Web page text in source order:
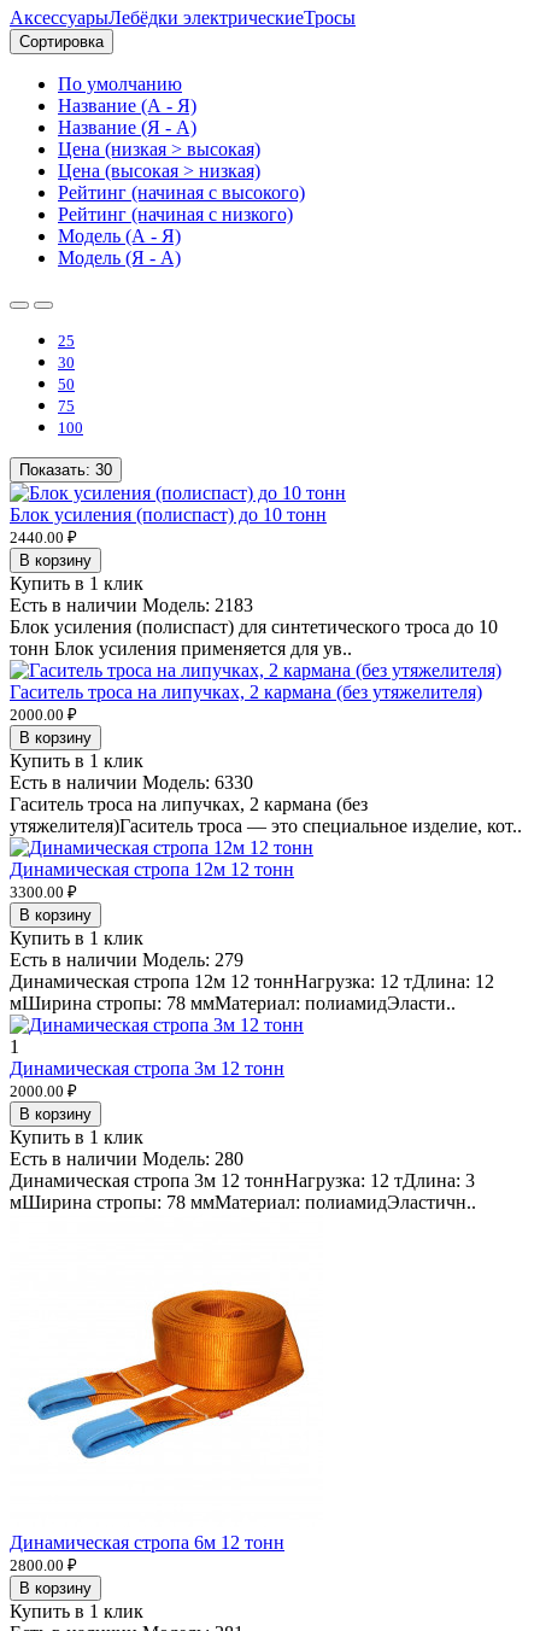
АксессуарыЛебёдки электрическиеТросы
Сортировка
По умолчанию
Название (А - Я)
Название (Я - А)
Цена (низкая > высокая)
Цена (высокая > низкая)
Рейтинг (начиная с высокого)
Рейтинг (начиная с низкого)
Модель (А - Я)
Модель (Я - А)
25
30
50
75
100
Показать: 30
Блок усиления (полиспаст) до 10 тонн
2440.00 ₽
В корзину
Купить в 1 клик
Есть в наличии Модель: 2183
Блок усиления (полиспаст) для синтетического троса до 10
тонн Блок усиления применяется для ув..
Гаситель троса на липучках, 2 кармана (без утяжелителя)
2000.00 ₽
В корзину
Купить в 1 клик
Есть в наличии Модель: 6330
Гаситель троса на липучках, 2 кармана (без
утяжелителя)Гаситель троса — это специальное изделие, кот..
Динамическая стропа 12м 12 тонн
3300.00 ₽
В корзину
Купить в 1 клик
Есть в наличии Модель: 279
Динамическая стропа 12м 12 тоннНагрузка: 12 тДлина: 12
мШирина стропы: 78 ммМатериал: полиамидЭласти..
1
Динамическая стропа 3м 12 тонн
2000.00 ₽
В корзину
Купить в 1 клик
Есть в наличии Модель: 280
Динамическая стропа 3м 12 тоннНагрузка: 12 тДлина: 3
мШирина стропы: 78 ммМатериал: полиамидЭластичн..
Динамическая стропа 6м 12 тонн
2800.00 ₽
В корзину
Купить в 1 клик